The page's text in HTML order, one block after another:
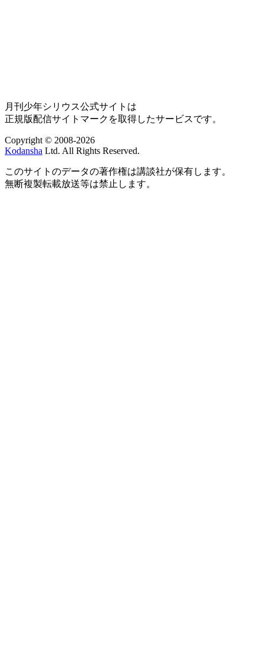
月刊少年シリウス公式サイトは
正規版配信サイトマークを取得したサービスです。
Copyright © 2008-2026
Kodansha Ltd. All Rights Reserved.
このサイトのデータの著作権は講談社が保有します。
無断複製転載放送等は禁止します。